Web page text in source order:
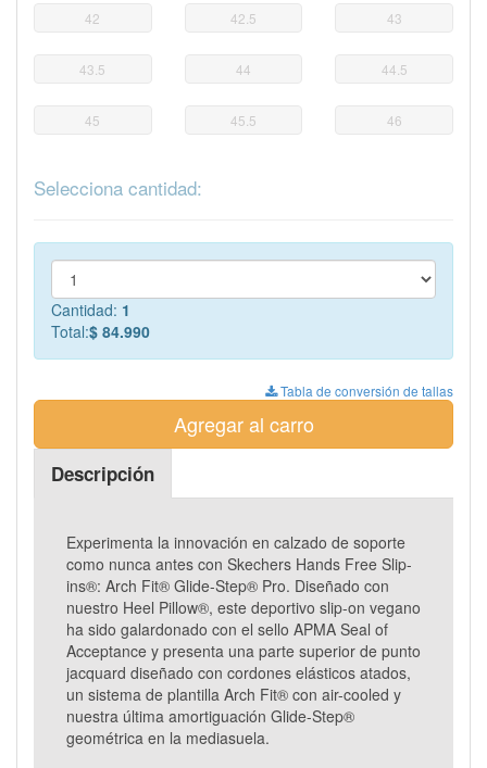
42 42.5 43
43.5 44 44.5
45 45.5 46
Selecciona cantidad:
Cantidad: 1
Total:$ 84.990
Tabla de conversión de tallas
Agregar al carro
Descripción
Experimenta la innovación en calzado de soporte
como nunca antes con Skechers Hands Free Slip-
ins®: Arch Fit® Glide-Step® Pro. Diseñado con
nuestro Heel Pillow®, este deportivo slip-on vegano
ha sido galardonado con el sello APMA Seal of
Acceptance y presenta una parte superior de punto
jacquard diseñado con cordones elásticos atados,
un sistema de plantilla Arch Fit® con air-cooled y
nuestra última amortiguación Glide-Step®
geométrica en la mediasuela.